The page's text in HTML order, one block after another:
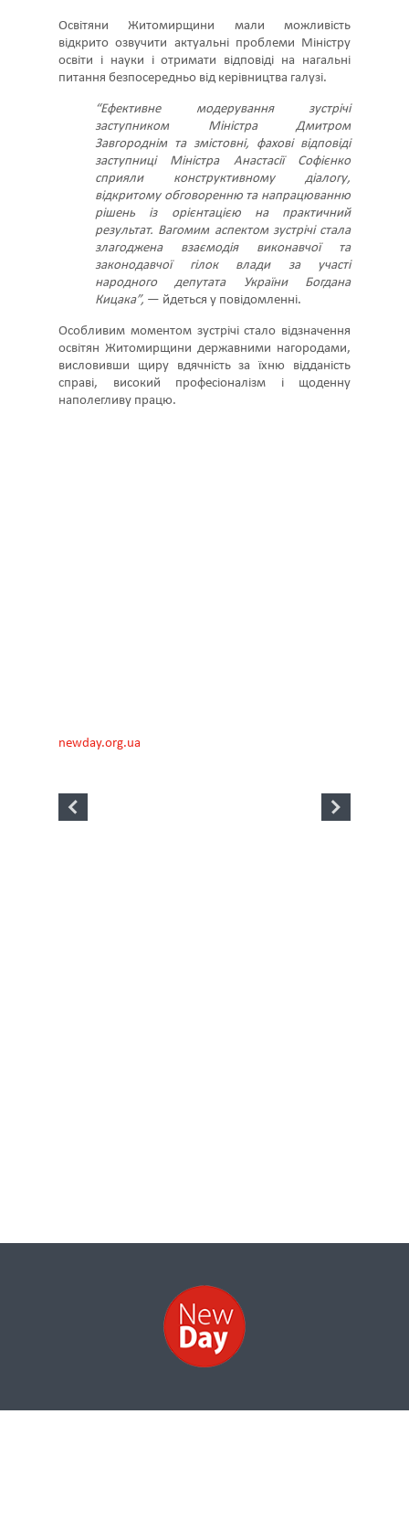
“Ефективне модерування зустрічі
заступником Міністра Дмитром
Завгороднім та змістовні, фахові відповіді
заступниці Міністра Анастасії Софієнко
сприяли конструктивному діалогу,
відкритому обговоренню та напрацюванню
рішень із орієнтацією на практичний
результат. Вагомим аспектом зустрічі стала
злагоджена взаємодія виконавчої та
законодавчої гілок влади за участі
народного депутата України Богдана
Кицака”,— йдеться у повідомленні.
Особливим моментом зустрічі стало відзначення
освітян Житомирщини державними нагородами,
висловивши щиру вдячність за їхню відданість
справі, високий професіоналізм і щоденну
наполегливу працю.